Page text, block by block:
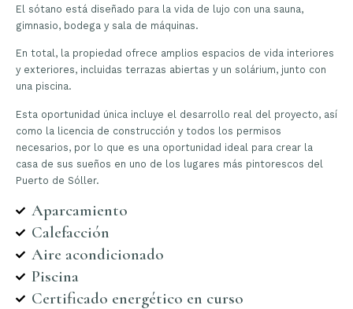
El sótano está diseñado para la vida de lujo con una sauna,
gimnasio, bodega y sala de máquinas.
En total, la propiedad ofrece amplios espacios de vida interiores
y exteriores, incluidas terrazas abiertas y un solárium, junto con
una piscina.
Esta oportunidad única incluye el desarrollo real del proyecto, así
como la licencia de construcción y todos los permisos
necesarios, por lo que es una oportunidad ideal para crear la
casa de sus sueños en uno de los lugares más pintorescos del
Puerto de Sóller.
Aparcamiento
Calefacción
Aire acondicionado
Piscina
Certificado energético en curso